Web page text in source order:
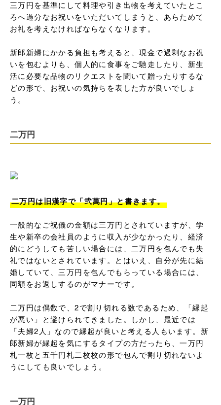
三万円を基準にして料理や引き出物を考えていたとこ
ろへ過分なお祝いをいただいてしまうと、あらためて
お礼を考えなければならなくなります。
新郎新婦にかかる負担も考えると、現金で過剰なお祝
いを包むよりも、個人的に食事をご馳走したり、新生
活に必要な品物のリクエストを聞いて贈ったりするな
どの形で、お祝いの気持ちを表した方が良いでしょ
う。
二万円
二万円は旧漢字で「弐萬円」と書きます。
一般的なご祝儀の金額は三万円とされていますが、学
生や新卒の会社員のように収入が少なかったり、経済
的にどうしても苦しい場合には、二万円を包んでも失
礼ではないとされています。とはいえ、自分が先に結
婚していて、三万円を包んでもらっている場合には、
同額をお返しするのがマナーです。
二万円は偶数で、2で割り切れる数であるため、「縁起
が悪い」と避けられてきました。しかし、最近では
「夫婦2人」なので縁起が良いと考える人もいます。新
郎新婦が縁起を気にするタイプの方だったら、一万円
札一枚と五千円札二枚枚の形で包んで割り切れないよ
うにしても良いでしょう。
一万円